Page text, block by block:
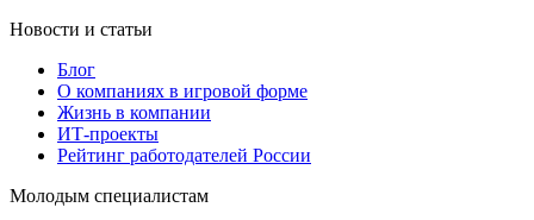
Новости и статьи
Блог
О компаниях в игровой форме
Жизнь в компании
ИТ-проекты
Рейтинг работодателей России
Молодым специалистам